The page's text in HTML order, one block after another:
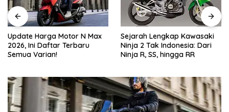
Update Harga Motor N Max
2026, Ini Daftar Terbaru
Semua Varian!
Sejarah Lengkap Kawasaki
Ninja 2 Tak Indonesia: Dari
Ninja R, SS, hingga RR